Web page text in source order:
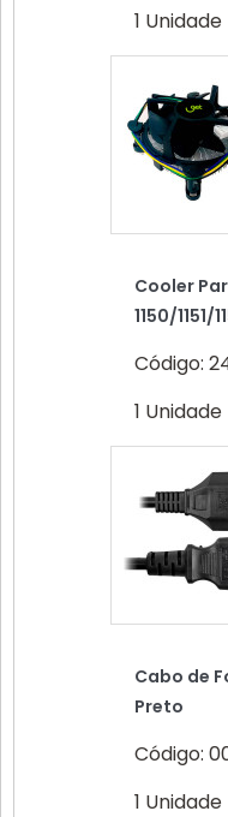
1 Unidade
Cooler
1150/1151/
Código:
1 Unidade
Cabo de
Preto
Código:
1 Unidade